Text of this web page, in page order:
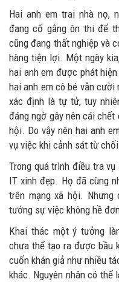
Hai anh em trai nhà nọ,
đang cố gắng ôn thi để
cũng đang thất nghiệp và
hàng tiện lợi. Một ngày
hai anh em được phát
hai anh em cô bé vẫn
xác định là tự tử, tuy
đáng ngờ gây nên cái
hội. Do vậy nên hai anh
vụ việc khi cảnh sát từ
Trong quá trình điều tra
IT xinh đẹp. Họ đã cùng
trên mạng xã hội.
tướng sự việc không hề
Khai thác một ý tưởng
chưa thể tạo ra được bầu
cuốn khán giả như nhiều
khác. Nguyên nhân có thể